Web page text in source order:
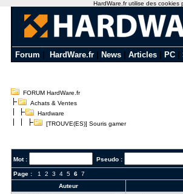
Forum HardWare.fr News Articles PC
FORUM HardWare.fr
Achats & Ventes
Hardware
[TROUVE(ES)] Souris gamer
Mot : Pseudo :
Page : 1 2 3 4 5 6 7
Auteur
HardWare.fr utilise des